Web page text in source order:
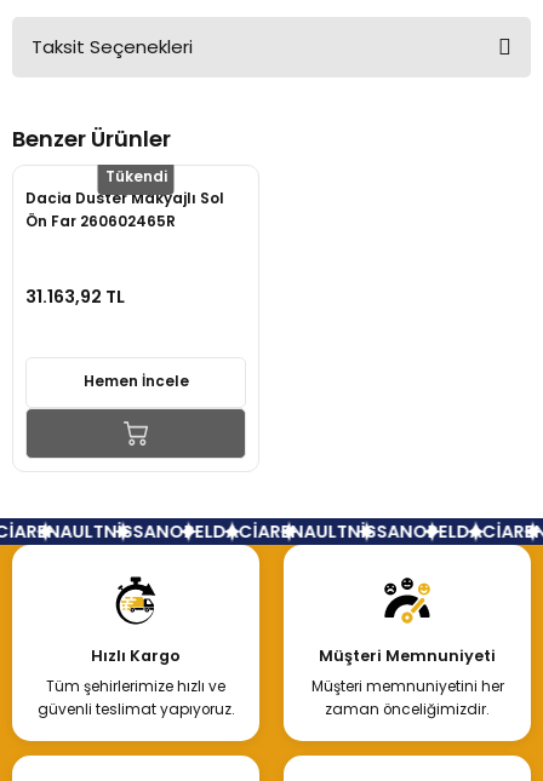
Bu ürüne ilk yorumu siz yapın!
Taksit Seçenekleri
Benzer Ürünler
Tükendi
Dacia Duster Makyajlı Sol
Ön Far 260602465R
31.163,92 TL
Hemen İncele
RENAULTNİSSANOPELDACİARENAULTNİSSANOPELDACİA
Hızlı Kargo
Tüm şehirlerimize hızlı ve
güvenli teslimat yapıyoruz.
Müşteri Memnuniyeti
Müşteri memnuniyetini her
zaman önceliğimizdir.